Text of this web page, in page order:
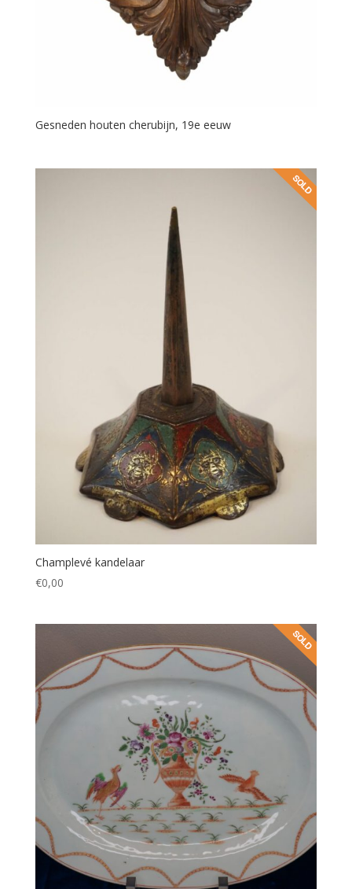
Gesneden houten cherubijn, 19e eeuw
Champlevé kandelaar
€0,00